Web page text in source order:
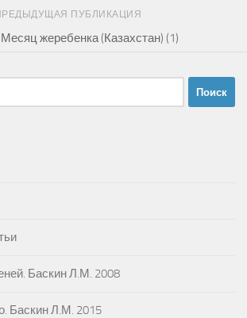
ПУБЛИКАЦИЯ
Месяц жеребенка (Казахстан) (1)
Баскин Л.М. 2008
Баскин Л.М. 2015